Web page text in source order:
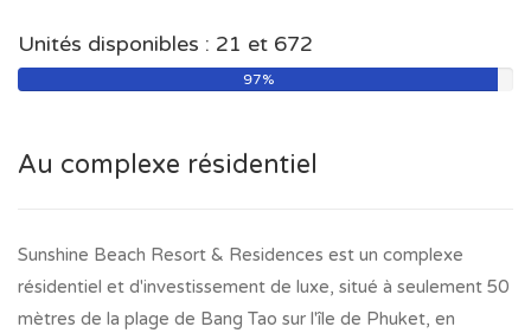
Unités disponibles : 21 et 672
97%
Au complexe résidentiel
Sunshine Beach Resort & Residences est un complexe
résidentiel et d'investissement de luxe, situé à seulement 50
mètres de la plage de Bang Tao sur l'île de Phuket, en